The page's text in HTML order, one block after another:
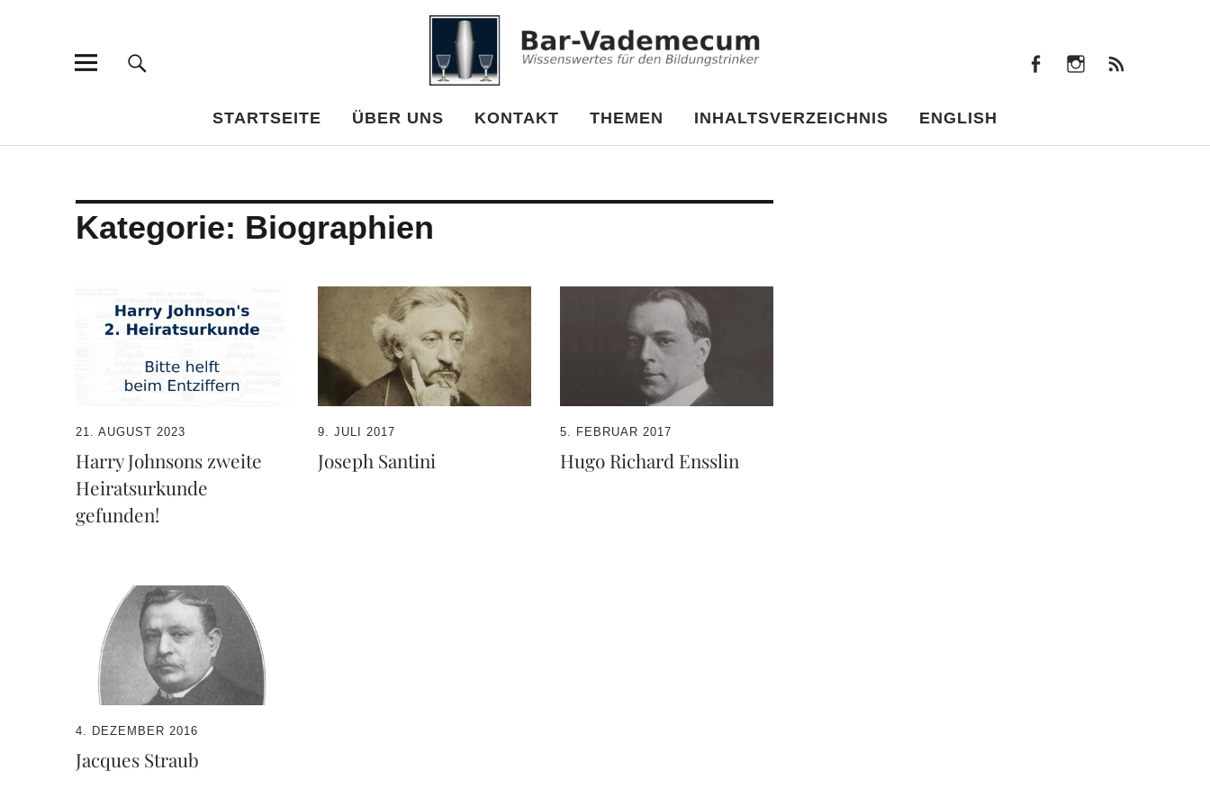
Bar-Vademecum
STARTSEITE ÜBER UNS KONTAKT THEMEN INHALTSVERZEICHNIS ENGLISH
Kategorie: Biographien
21. AUGUST 2023
Harry Johnsons zweite
Heiratsurkunde
gefunden!
9. JULI 2017
Joseph Santini
5. FEBRUAR 2017
Hugo Richard Ensslin
4. DEZEMBER 2016
Jacques Straub